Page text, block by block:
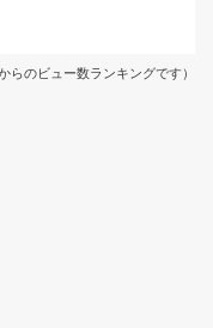
らのビュー数ランキングです）